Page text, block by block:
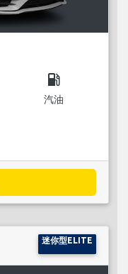
local_gas_station
汽油
迷你型ELITE